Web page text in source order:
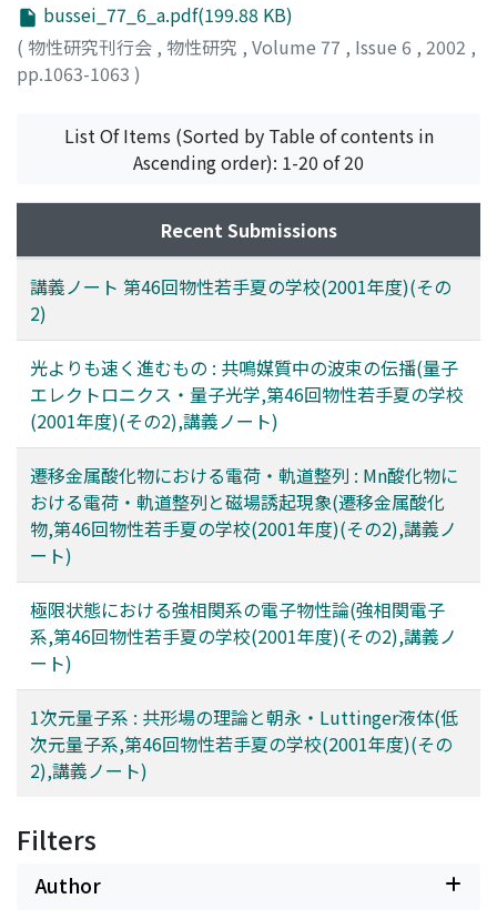
bussei_77_6_a.pdf(199.88 KB)
( 物性研究刊行会 , 物性研究 , Volume 77 , Issue 6 , 2002 ,
pp.1063-1063 )
List Of Items (Sorted by Table of contents in
Ascending order): 1-20 of 20
Recent Submissions
講義ノート 第46回物性若手夏の学校(2001年度)(その
2)
光よりも速く進むもの : 共鳴媒質中の波束の伝播(量子
エレクトロニクス・量子光学,第46回物性若手夏の学校
(2001年度)(その2),講義ノート)
遷移金属酸化物における電荷・軌道整列 : Mn酸化物に
おける電荷・軌道整列と磁場誘起現象(遷移金属酸化
物,第46回物性若手夏の学校(2001年度)(その2),講義ノ
ート)
極限状態における強相関系の電子物性論(強相関電子
系,第46回物性若手夏の学校(2001年度)(その2),講義ノ
ート)
1次元量子系 : 共形場の理論と朝永・Luttinger液体(低
次元量子系,第46回物性若手夏の学校(2001年度)(その
2),講義ノート)
Filters
Author